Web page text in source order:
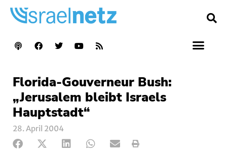
Florida-Gouverneur Bush:
„Jerusalem bleibt Israels
Hauptstadt“
28. April 2004